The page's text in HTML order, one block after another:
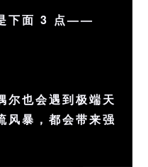
下面 3 点——
尔也会遇到极端天
风暴，都会带来强